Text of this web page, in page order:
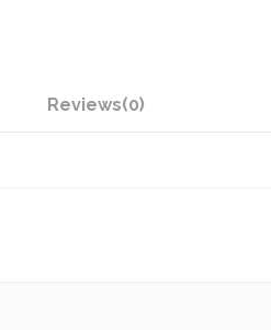
Reviews(0)